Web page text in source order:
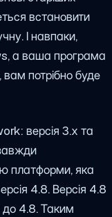
встановити
І навпаки,
а ваша програма
потрібно буде
версія 3.x та
платформи, яка
4.8. Версія 4.8
4.8. Таким